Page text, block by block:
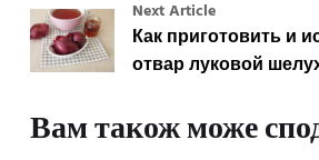
Next Article
Как приготовить и
отвар луковой
Вам також може